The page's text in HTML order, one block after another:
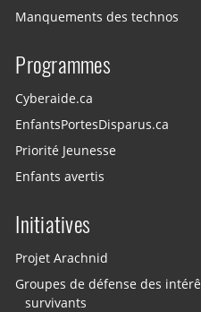
Manquements des technos
Programmes
Cyberaide.ca
EnfantsPortesDisparus.ca
Priorité Jeunesse
Enfants avertis
Initiatives
Projet Arachnid
Groupes de défense des
survivants